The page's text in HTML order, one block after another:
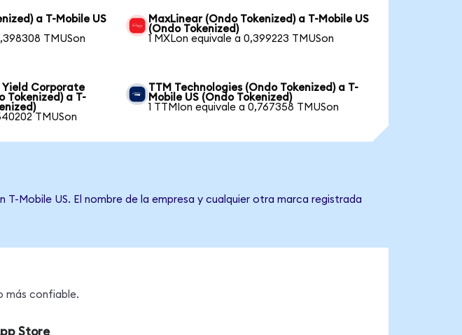
a T-Mobile US
TMUSon
MaxLinear (Ondo Tokenized) a T-Mobile US
(Ondo Tokenized)
1 MXLon equivale a 0,399223 TMUSon
Yield Corporate
Tokenized) a T-
TMUSon
TTM Technologies (Ondo Tokenized) a T-
Mobile US (Ondo Tokenized)
1 TTMIon equivale a 0,767358 TMUSon
Mobile US. El nombre de la empresa y cualquier otra marca registrada
más confiable.
Store